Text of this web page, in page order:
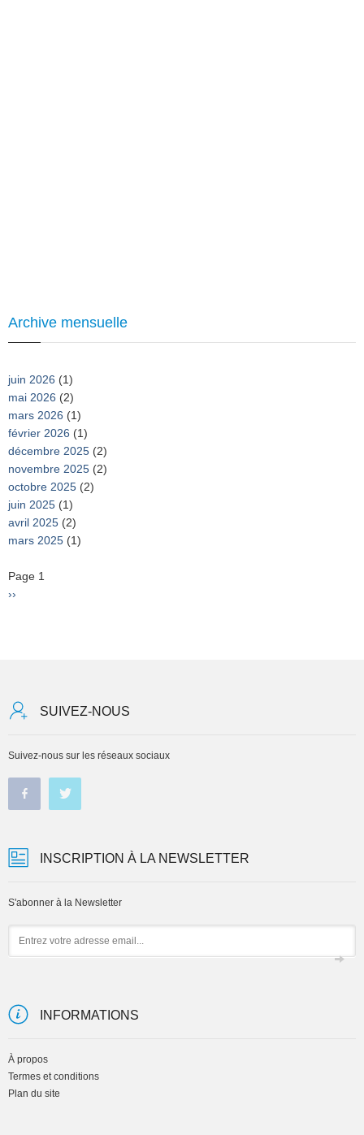
Archive mensuelle
juin 2026 (1)
mai 2026 (2)
mars 2026 (1)
février 2026 (1)
décembre 2025 (2)
novembre 2025 (2)
octobre 2025 (2)
juin 2025 (1)
avril 2025 (2)
mars 2025 (1)
Pagination
Page 1
Page
››
SUIVEZ-NOUS
Suivez-nous sur les réseaux sociaux
INSCRIPTION À LA NEWSLETTER
S'abonner à la Newsletter
INFORMATIONS
À propos
Termes et conditions
Plan du site